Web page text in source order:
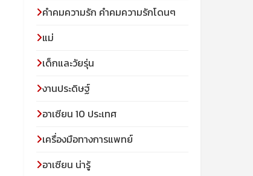
คำคมความรัก คำคมความรักโดนๆ
แม่
เด็กและวัยรุ่น
งานประดิษฐ์
อาเซียน 10 ประเทศ
เครื่องมือทางการแพทย์
อาเซียน น่ารู้